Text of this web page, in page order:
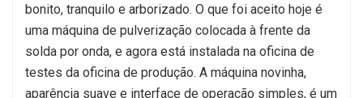
bonito, tranquilo e arborizado. O que foi aceito hoje é
uma máquina de pulverização colocada à frente da
solda por onda, e agora está instalada na oficina de
testes da oficina de produção. A máquina novinha,
aparência suave e interface de operação simples, é um